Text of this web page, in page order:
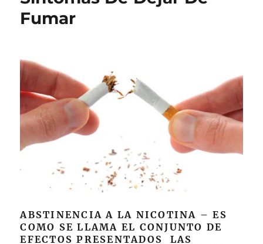
Fumar
ABSTINENCIA A LA NICOTINA – ES
COMO SE LLAMA EL CONJUNTO DE
EFECTOS PRESENTADOS LAS